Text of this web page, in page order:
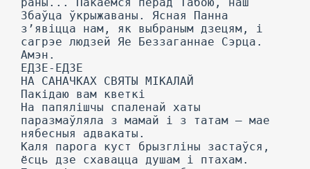
Збаўца ўкрыжаваны. Ясная Панна
з’явіцца нам, як выбраным дзецям, і
сагрэе людзей Яе Беззаганнае Сэрца.
Амэн.
ЕДЗЕ-ЕДЗЕ
НА САНАЧКАХ СВЯТЫ МІКАЛАЙ
Пакідаю вам кветкі
На папялішчы спаленай хаты
паразмаўляла з мамай і з татам — мае
нябесныя адвакаты.
Каля парога куст брызгліны застаўся,
ёсць дзе схавацца душам і птахам.